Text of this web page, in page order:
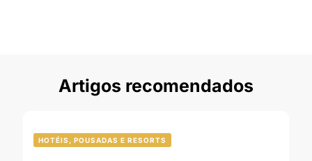
Artigos recomendados
HOTÉIS, POUSADAS E RESORTS